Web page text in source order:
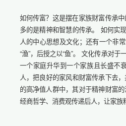
如何传富？这是摆在家族财富传承
多的是精神和智慧的传承。 如何实
人的中心思想及文化；还有一个非
“渔”，后授之以“鱼”。 文化传承对
一个家庭升华到一个家族且长盛不
人，把良好的家风和财富传承下去
的高净值人群中，其对于精神财富
经商哲学、消费观传递后人，让家族